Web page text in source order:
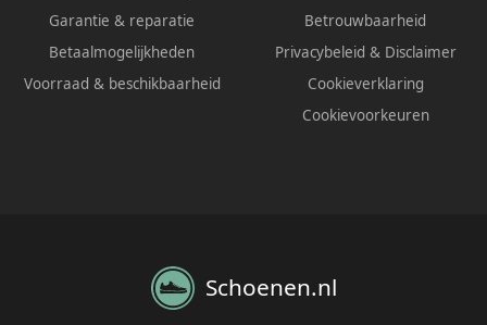
Garantie & reparatie
Betaalmogelijkheden
Voorraad & beschikbaarheid
Betrouwbaarheid
Privacybeleid & Disclaimer
Cookieverklaring
Cookievoorkeuren
Schoenen.nl